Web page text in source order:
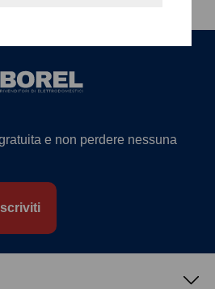
e non perdere nessuna
Iscriviti